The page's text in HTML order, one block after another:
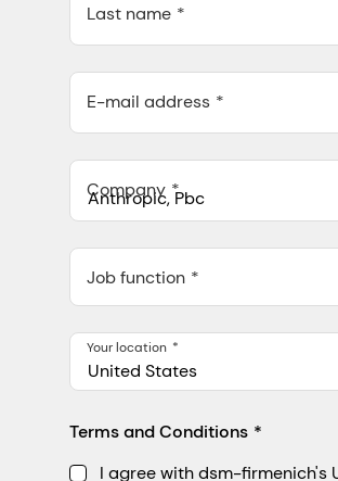
Last name
E-mail address
Company
548 Market St Pmb 90375, San
Job function
United States
Your location
Terms and Conditions
I agree with dsm-firmenich's